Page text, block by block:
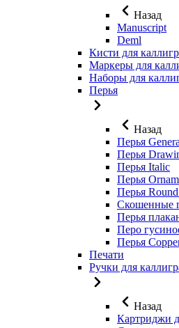
Назад
Manuscript
Deml
Кисти для
Маркеры для
Наборы для
Перья
Назад
Перья
Перья
Перья Italic
Перья
Перья
Скошенные
Перья
Перо
Перья
Печати
Ручки для
Назад
Картриджи